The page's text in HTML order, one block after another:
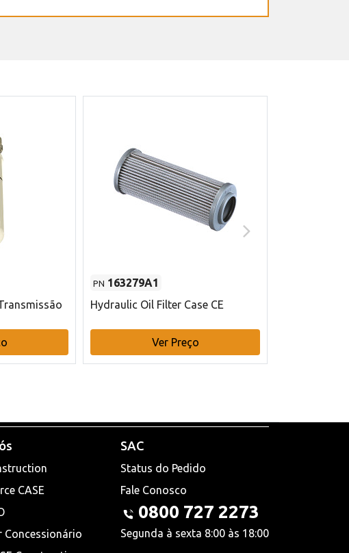
PN 163279A1
Hydraulic Oil Filter Case CE
Ver Preço
CASE
Concessionário
SAC
Status do Pedido
Fale Conosco
0800 727 2273
Segunda à sexta 8:00 às 18:00